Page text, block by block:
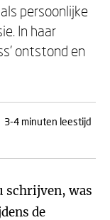
persoonlijke
In haar
ontstond en
3-4 minuten leestijd
schrijven, was
de